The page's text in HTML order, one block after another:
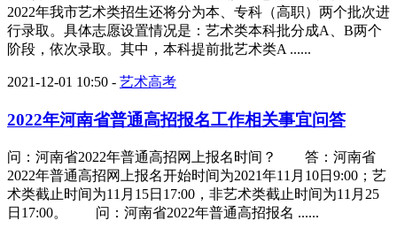
2022年我市艺术类招生还将分为本、专科（高职）两个批次进
行录取。具体志愿设置情况是：艺术类本科批分成A、B两个
阶段，依次录取。其中，本科提前批艺术类A ......
2021-12-01 10:50 - 艺术高考
2022年河南省普通高招报名工作相关事宜问答
问：河南省2022年普通高招网上报名时间？ 答：河南省
2022年普通高招网上报名开始时间为2021年11月10日9:00；艺
术类截止时间为11月15日17:00，非艺术类截止时间为11月25
日17:00。 问：河南省2022年普通高招报名 ......